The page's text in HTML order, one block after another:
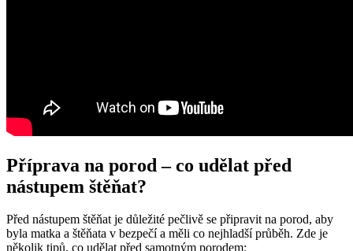
Příprava na porod – co udělat před
nástupem štěňat?
Před nástupem štěňat je důležité pečlivě se připravit na porod, aby
byla matka a štěňata v bezpečí a měli co nejhladší průběh. Zde je
několik tipů, co udělat před samotným porodem: